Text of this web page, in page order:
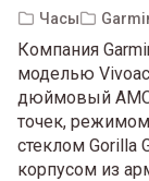
Часы
Компания
моделью
дюймовый
точек,
стеклом Gorilla
корпусом из